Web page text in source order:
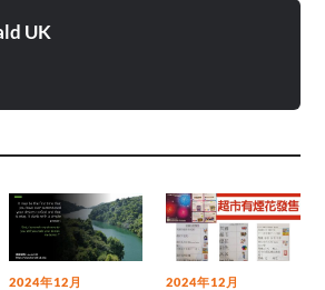
UK
2024年12月 2024年12月